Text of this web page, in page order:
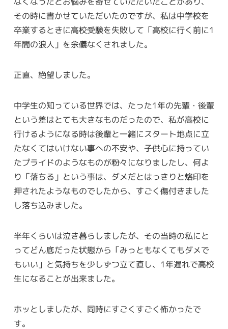
その時に書かせていただいたのですが、私は中学校を
卒業するときに高校受験を失敗して「高校に行く前に1
年間の浪人」を余儀なくされました。
正直、絶望しました。
中学生の知っている世界では、たった1年の先輩・後輩
という差はとても大きなものだったので、私が高校に
行けるようになる時は後輩と一緒にスタート地点に立
たなくてはいけない事への不安や、子供心に持ってい
たプライドのようなものが粉々になりましたし、何よ
り「落ちる」という事は、ダメだとはっきりと烙印を
押されたようなものでしたから、すごく傷付きました
し落ち込みました。
半年くらいは泣き暮らしましたが、その当時の私にと
ってどん底だった状態から「みっともなくてもダメで
もいい」と気持ちを少しずつ立て直し、1年遅れで高校
生になることが出来ました。
ホッとしましたが、同時にすごくすごく怖かったで
す。